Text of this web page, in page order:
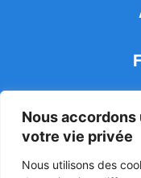
Nous accordons
votre vie privée
Nous utilisons des